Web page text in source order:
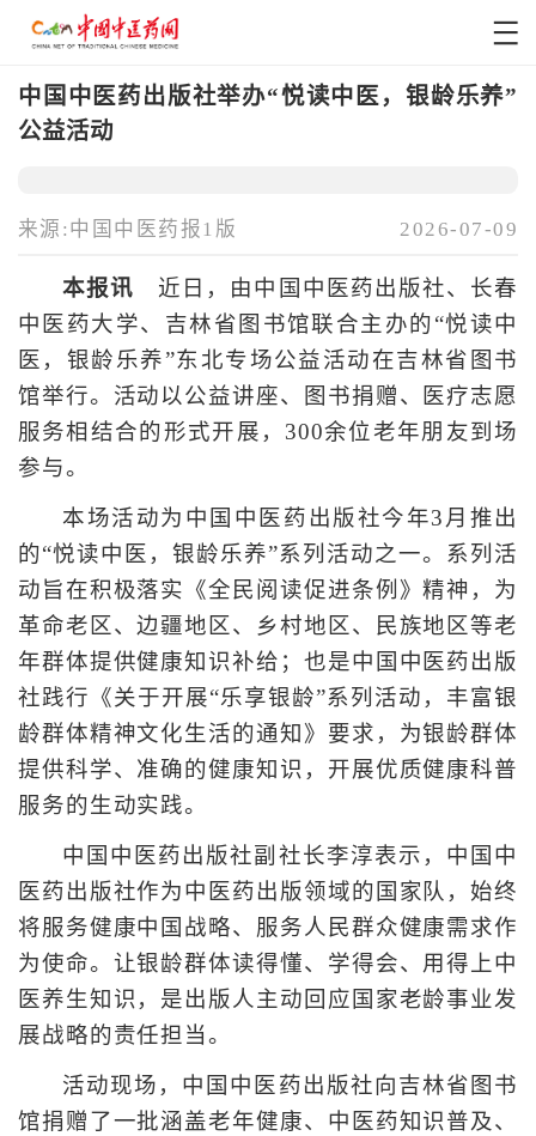
中国中医药出版社举办“悦读中医，银龄乐养”
公益活动
来源:中国中医药报1版 2026-07-09
本报讯 近日，由中国中医药出版社、长春
中医药大学、吉林省图书馆联合主办的“悦读中
医，银龄乐养”东北专场公益活动在吉林省图书
馆举行。活动以公益讲座、图书捐赠、医疗志愿
服务相结合的形式开展，300余位老年朋友到场
参与。
本场活动为中国中医药出版社今年3月推出
的“悦读中医，银龄乐养”系列活动之一。系列活
动旨在积极落实《全民阅读促进条例》精神，为
革命老区、边疆地区、乡村地区、民族地区等老
年群体提供健康知识补给；也是中国中医药出版
社践行《关于开展“乐享银龄”系列活动，丰富银
龄群体精神文化生活的通知》要求，为银龄群体
提供科学、准确的健康知识，开展优质健康科普
服务的生动实践。
中国中医药出版社副社长李淳表示，中国中
医药出版社作为中医药出版领域的国家队，始终
将服务健康中国战略、服务人民群众健康需求作
为使命。让银龄群体读得懂、学得会、用得上中
医养生知识，是出版人主动回应国家老龄事业发
展战略的责任担当。
活动现场，中国中医药出版社向吉林省图书
馆捐赠了一批涵盖老年健康、中医药知识普及、